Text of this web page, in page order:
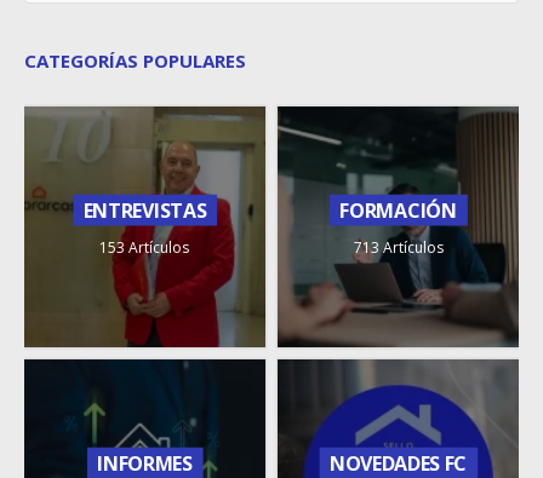
CATEGORÍAS POPULARES
ENTREVISTAS
153 Artículos
FORMACIÓN
713 Artículos
INFORMES NOVEDADES FC